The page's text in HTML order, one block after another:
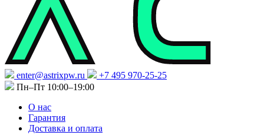
enter@astrixpw.ru
+7 495 970-25-25
Пн–Пт 10:00–19:00
О нас
Гарантия
Доставка и оплата